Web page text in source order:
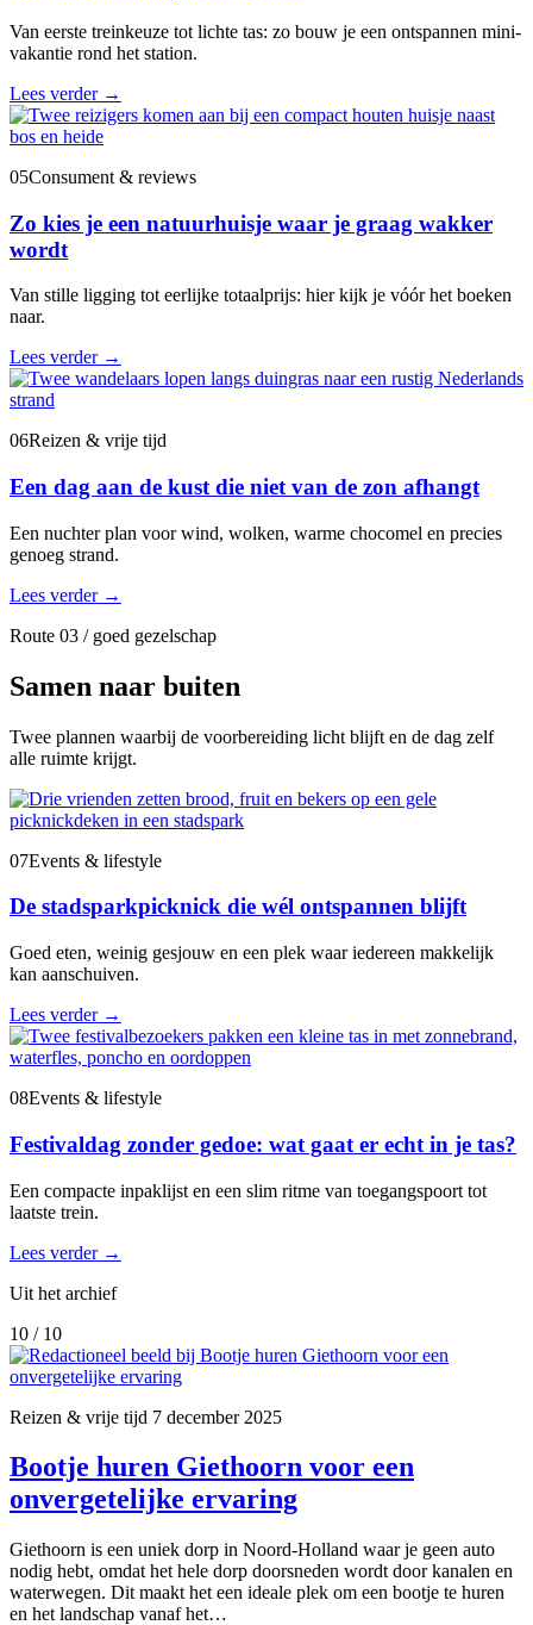
Van eerste treinkeuze tot lichte tas: zo bouw je een ontspannen mini-
vakantie rond het station.
Lees verder →
05Consument & reviews
Zo kies je een natuurhuisje waar je graag wakker
wordt
Van stille ligging tot eerlijke totaalprijs: hier kijk je vóór het boeken
naar.
Lees verder →
06Reizen & vrije tijd
Een dag aan de kust die niet van de zon afhangt
Een nuchter plan voor wind, wolken, warme chocomel en precies
genoeg strand.
Lees verder →
Route 03 / goed gezelschap
Samen naar buiten
Twee plannen waarbij de voorbereiding licht blijft en de dag zelf
alle ruimte krijgt.
07Events & lifestyle
De stadsparkpicknick die wél ontspannen blijft
Goed eten, weinig gesjouw en een plek waar iedereen makkelijk
kan aanschuiven.
Lees verder →
08Events & lifestyle
Festivaldag zonder gedoe: wat gaat er echt in je tas?
Een compacte inpaklijst en een slim ritme van toegangspoort tot
laatste trein.
Lees verder →
Uit het archief
10 / 10
Reizen & vrije tijd 7 december 2025
Bootje huren Giethoorn voor een
onvergetelijke ervaring
Giethoorn is een uniek dorp in Noord-Holland waar je geen auto
nodig hebt, omdat het hele dorp doorsneden wordt door kanalen en
waterwegen. Dit maakt het een ideale plek om een bootje te huren
en het landschap vanaf het…